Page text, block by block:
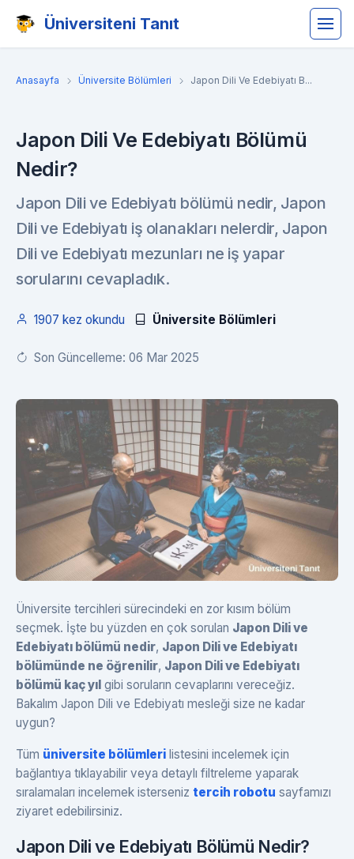
Üniversiteni Tanıt
Anasayfa Üniversite Bölümleri Japon Dili Ve Edebiyatı B...
Japon Dili Ve Edebiyatı Bölümü
Nedir?
Japon Dili ve Edebiyatı bölümü nedir, Japon
Dili ve Edebiyatı iş olanakları nelerdir, Japon
Dili ve Edebiyatı mezunları ne iş yapar
sorularını cevapladık.
1907 kez okundu Üniversite Bölümleri
Son Güncelleme: 06 Mar 2025
Üniversite tercihleri sürecindeki en zor kısım bölüm
seçmek. İşte bu yüzden en çok sorulan Japon Dili ve
Edebiyatı bölümü nedir, Japon Dili ve Edebiyatı
bölümünde ne öğrenilir, Japon Dili ve Edebiyatı
bölümü kaç yıl gibi soruların cevaplarını vereceğiz.
Bakalım Japon Dili ve Edebiyatı mesleği size ne kadar
uygun?
Tüm üniversite bölümleri listesini incelemek için
bağlantıya tıklayabilir veya detaylı filtreleme yaparak
sıralamaları incelemek isterseniz tercih robotu sayfamızı
ziyaret edebilirsiniz.
Japon Dili ve Edebiyatı Bölümü Nedir?